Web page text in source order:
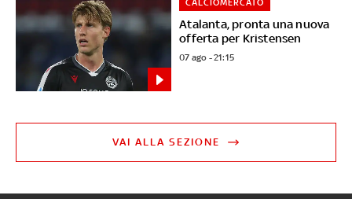
Atalanta, pronta una nuova
offerta per Kristensen
CALCIOMERCATO
07 ago - 21:15
VAI ALLA SEZIONE